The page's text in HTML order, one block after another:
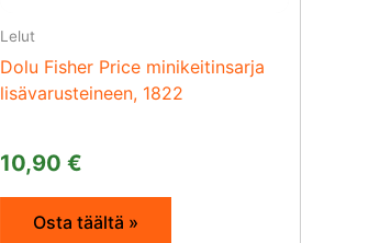
Lelut
Dolu Fisher Price minikeitinsarja
lisävarusteineen, 1822
10,90 €
Osta täältä »